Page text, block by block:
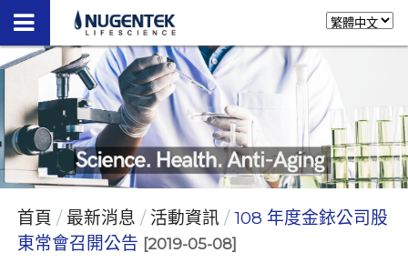
首頁 最新消息 活動資訊
108 年度金銥公司股
東常會召開公告 [2019-05-08]